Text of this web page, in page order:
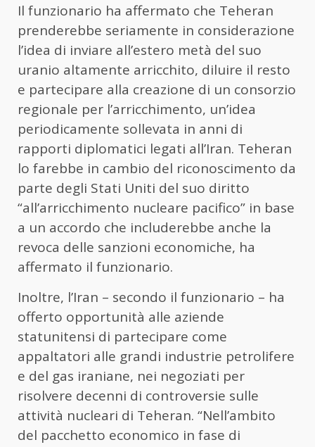
Il funzionario ha affermato che Teheran
prenderebbe seriamente in considerazione
l’idea di inviare all’estero metà del suo
uranio altamente arricchito, diluire il resto
e partecipare alla creazione di un consorzio
regionale per l’arricchimento, un’idea
periodicamente sollevata in anni di
rapporti diplomatici legati all’Iran. Teheran
lo farebbe in cambio del riconoscimento da
parte degli Stati Uniti del suo diritto
“all’arricchimento nucleare pacifico” in base
a un accordo che includerebbe anche la
revoca delle sanzioni economiche, ha
affermato il funzionario.
Inoltre, l’Iran – secondo il funzionario – ha
offerto opportunità alle aziende
statunitensi di partecipare come
appaltatori alle grandi industrie petrolifere
e del gas iraniane, nei negoziati per
risolvere decenni di controversie sulle
attività nucleari di Teheran. “Nell’ambito
del pacchetto economico in fase di